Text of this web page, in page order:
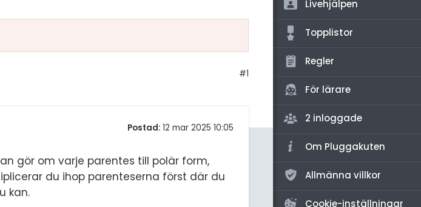
#1
Postad: 12 mar 2025 10:05
gör om varje parentes till polär form,
du ihop parenteserna först där du
kan.
Inför högskolan
Livehjälpen
Topplistor
Regler
För lärare
2 inloggade
Om Pluggakuten
Allmänna villkor
Cookie-inställningar
Fler ämnen
Övriga diskussioner